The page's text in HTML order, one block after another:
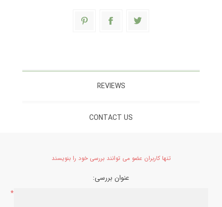
REVIEWS
CONTACT US
تنها کاربران عضو می توانند بررسی خود را بنویسند
عنوان بررسی:
*